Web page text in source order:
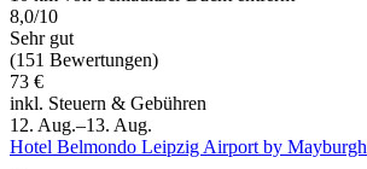
8,0/10
Sehr gut
(151 Bewertungen)
73 €
inkl. Steuern & Gebühren
12. Aug.–13. Aug.
Hotel Belmondo Leipzig Airport by Mayburgh